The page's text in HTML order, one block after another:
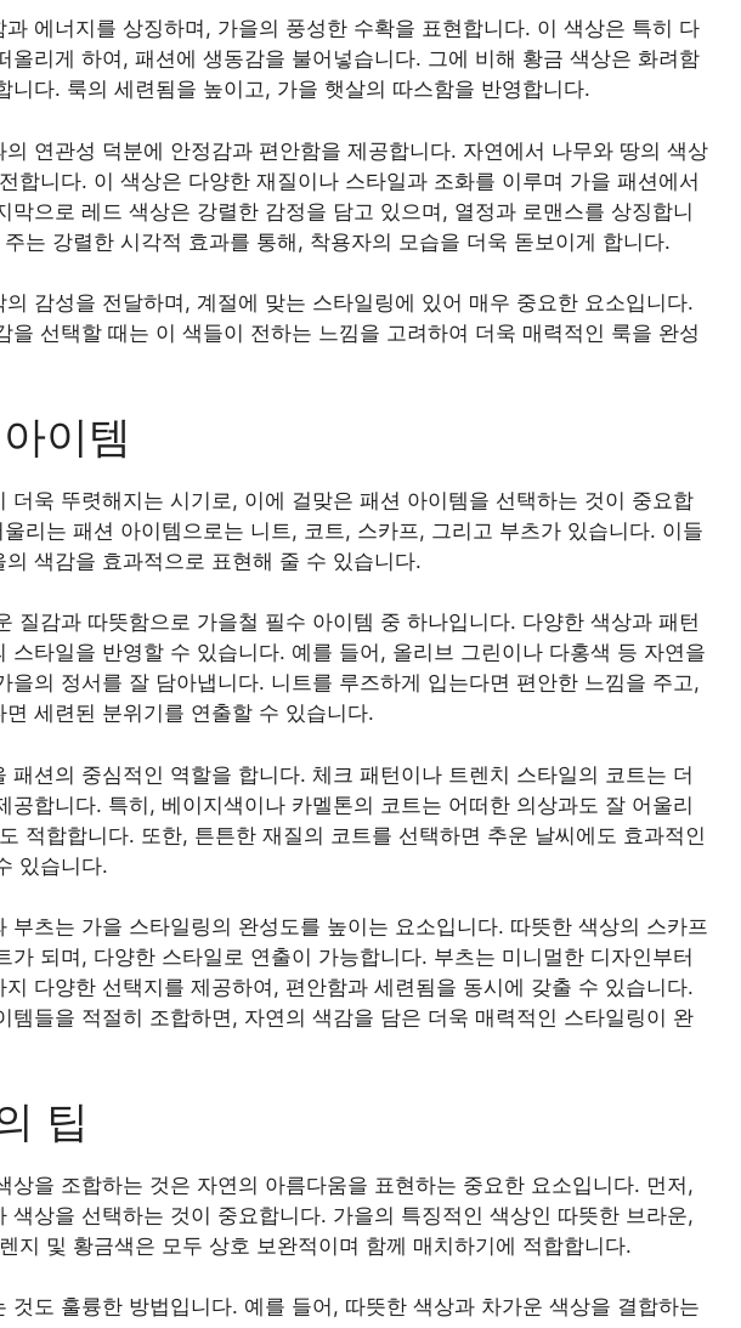
과 에너지를 상징하며, 가을의 풍성한 수확을 표현합니다. 이 색상은 특히 다
올리게 하여, 패션에 생동감을 불어넣습니다. 그에 비해 황금 색상은 화려함
니다. 룩의 세련됨을 높이고, 가을 햇살의 따스함을 반영합니다.
의 연관성 덕분에 안정감과 편안함을 제공합니다. 자연에서 나무와 땅의 색상
합니다. 이 색상은 다양한 재질이나 스타일과 조화를 이루며 가을 패션에서
막으로 레드 색상은 강렬한 감정을 담고 있으며, 열정과 로맨스를 상징합니
는 강렬한 시각적 효과를 통해, 착용자의 모습을 더욱 돋보이게 합니다.
감성을 전달하며, 계절에 맞는 스타일링에 있어 매우 중요한 요소입니다.
을 선택할 때는 이 색들이 전하는 느낌을 고려하여 더욱 매력적인 룩을 완성
이템
더욱 뚜렷해지는 시기로, 이에 걸맞은 패션 아이템을 선택하는 것이 중요합
리는 패션 아이템으로는 니트, 코트, 스카프, 그리고 부츠가 있습니다. 이들
색감을 효과적으로 표현해 줄 수 있습니다.
질감과 따뜻함으로 가을철 필수 아이템 중 하나입니다. 다양한 색상과 패턴
스타일을 반영할 수 있습니다. 예를 들어, 올리브 그린이나 다홍색 등 자연을
을의 정서를 잘 담아냅니다. 니트를 루즈하게 입는다면 편안한 느낌을 주고,
세련된 분위기를 연출할 수 있습니다.
패션의 중심적인 역할을 합니다. 체크 패턴이나 트렌치 스타일의 코트는 더
공합니다. 특히, 베이지색이나 카멜톤의 코트는 어떠한 의상과도 잘 어울리
적합합니다. 또한, 튼튼한 재질의 코트를 선택하면 추운 날씨에도 효과적인
있습니다.
부츠는 가을 스타일링의 완성도를 높이는 요소입니다. 따뜻한 색상의 스카프
가 되며, 다양한 스타일로 연출이 가능합니다. 부츠는 미니멀한 디자인부터
다양한 선택지를 제공하여, 편안함과 세련됨을 동시에 갖출 수 있습니다.
템들을 적절히 조합하면, 자연의 색감을 담은 더욱 매력적인 스타일링이 완
팁
상을 조합하는 것은 자연의 아름다움을 표현하는 중요한 요소입니다. 먼저,
색상을 선택하는 것이 중요합니다. 가을의 특징적인 색상인 따뜻한 브라운,
지 및 황금색은 모두 상호 보완적이며 함께 매치하기에 적합합니다.
것도 훌륭한 방법입니다. 예를 들어, 따뜻한 색상과 차가운 색상을 결합하는